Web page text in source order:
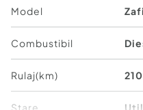
Geamuri electrice față
Scaune sport față și
Sistem audio și radio
Faruri de ceață
Alte detalii:
Pe data de
Model
Combustibil
Rulaj(km)
Stare